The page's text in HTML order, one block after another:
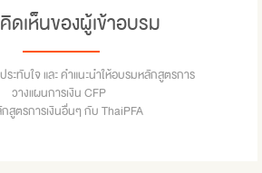
ดเห็นของผู้เข้าอบรม
ะทับใจ และ คำแนะนำให้อบรมหลักสูตรการ
วางแผนการเงิน CFP
กสูตรการเงินอื่นๆ กับ ThaiPFA